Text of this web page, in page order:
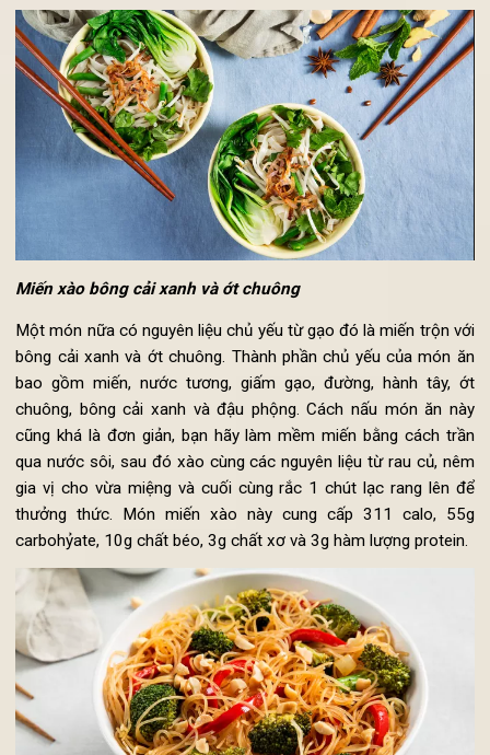
mùi, phở, rau mùi. Nước dùng của Phở chay ngọt mát từ
loại củ quả ninh mềm. Phở chay cung cấp 250 calo,
Carbohydrate, 1g chất béo, 7g chất xơ, hàm lượng Protein
hàm lượng đường 7g.
Miến xào bông cải xanh và ớt chuông
Một món nữa có nguyên liệu chủ yếu từ gạo đó là miến trộn
bông cải xanh và ớt chuông. Thành phần chủ yếu của món
bao gồm miến, nước tương, giấm gạo, đường, hành tây,
chuông, bông cải xanh và đậu phộng. Cách nấu món ăn
cũng khá là đơn giản, bạn hãy làm mềm miến bằng cách
qua nước sôi, sau đó xào cùng các nguyên liệu từ rau củ,
gia vị cho vừa miệng và cuối cùng rắc 1 chút lạc rang lên
thưởng thức. Món miến xào này cung cấp 311 calo,
carbohỷate, 10g chất béo, 3g chất xơ và 3g hàm lượng